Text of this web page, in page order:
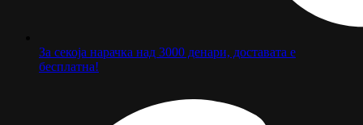
За секоја нарачка над 3000 денари, доставата е
бесплатна!